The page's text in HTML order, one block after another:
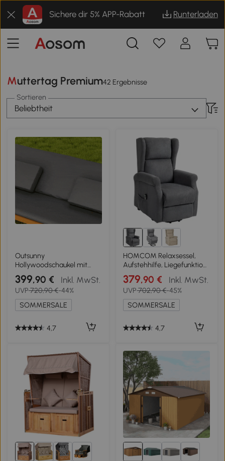
Sichere dir 5% APP-Rabatt Runterladen
Muttertag Premium42 Ergebnisse
Sortieren
Beliebtheit
Outsunny
Hollywoodschaukel mit
Bettfunktion 3-Sitzer
Gartenschaukel Lärche mit
verstellbarem Sonnendach
225,5 x 130 x 180 cm
399,90 € Inkl. MwSt.
UVP720,90 €-44%
SOMMERSALE
4,7
HOMCOM Relaxsessel,
Aufstehhilfe, Liegefunktion,
bis 200kg, 72,5x94x109cm,
Dunkelgrau
379,90 € Inkl. MwSt.
UVP702,90 €-45%
SOMMERSALE
4,7